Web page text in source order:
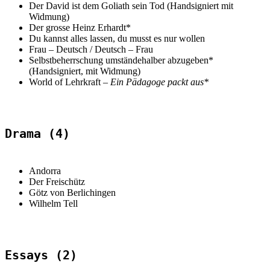
Der David ist dem Goliath sein Tod (Handsigniert mit
Widmung)
Der grosse Heinz Erhardt*
Du kannst alles lassen, du musst es nur wollen
Frau – Deutsch / Deutsch – Frau
Selbstbeherrschung umständehalber abzugeben*
(Handsigniert, mit Widmung)
World of Lehrkraft – Ein Pädagoge packt aus*
Drama (4)
Andorra
Der Freischütz
Götz von Berlichingen
Wilhelm Tell
Essays (2)